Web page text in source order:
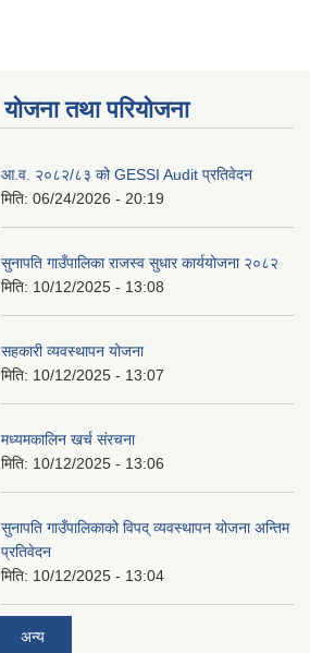
योजना तथा परियोजना
आ.व. २०८२/८३ को GESSI Audit प्रतिवेदन
मिति: 06/24/2026 - 20:19
सुनापति गाउँपालिका राजस्व सुधार कार्ययोजना २०८२
मिति: 10/12/2025 - 13:08
सहकारी व्यवस्थापन योजना
मिति: 10/12/2025 - 13:07
मध्यमकालिन खर्च संरचना
मिति: 10/12/2025 - 13:06
सुनापति गाउँपालिकाको विपद् व्यवस्थापन योजना अन्तिम
प्रतिवेदन
मिति: 10/12/2025 - 13:04
अन्य